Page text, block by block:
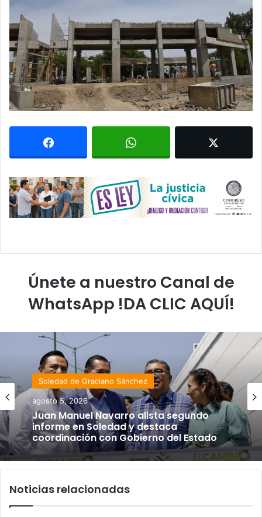
Únete a nuestro Canal de
WhatsApp !DA CLIC AQUÍ!
Soledad de Graciano Sánchez
agosto 5, 2026
Juan Manuel Navarro alista segundo
informe en Soledad y destaca
coordinación con Gobierno del Estado
Noticias relacionadas